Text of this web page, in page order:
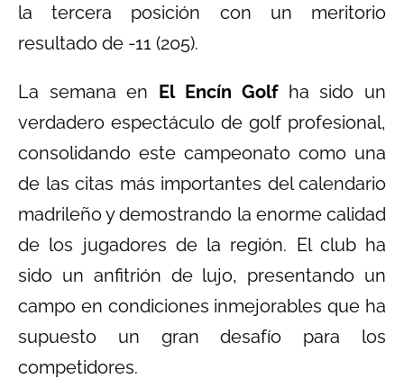
la tercera posición con un meritorio
resultado de -11 (205).
La semana en El Encín Golfha sido un
verdadero espectáculo de golf profesional,
consolidando este campeonato como una
de las citas más importantes del calendario
madrileño y demostrando la enorme calidad
de los jugadores de la región. El club ha
sido un anfitrión de lujo, presentando un
campo en condiciones inmejorables que ha
supuesto un gran desafío para los
competidores.